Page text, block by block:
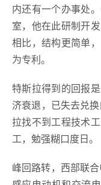
内还有一个办事处
室，他在此研制开
相比，结构更简单
为专利。
特斯拉得到的回报
济衰退，已失去兑
拉找不到工程技术
工，勉强糊口度日。
峰回路转，西部联